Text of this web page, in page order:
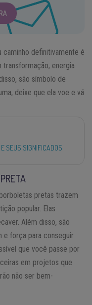
caminho definitivamente é
transformação, energia
são símbolo de
deixe que ela voe e vá
SEUS SIGNIFICADOS
pretas trazem
popular. Elas
Além disso, são
e força para conseguir
que você passe por
em projetos que
não ser bem-